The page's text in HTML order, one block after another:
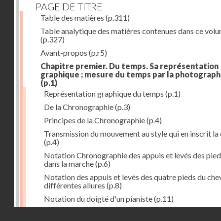
PAGE DE TITRE
Table des matières (p.311)
Table analytique des matières contenues dans ce
(p.327)
Avant-propos (p.r5)
Chapitre premier. Du temps. Sa représentation
graphique ; mesure du temps par la
(p.1)
Représentation graphique du temps (p.1)
De la Chronographie(p.3)
Principes de la Chronographie(p.4)
Transmission du mouvement au style qui en inscrit la
(p.4)
Notation Chronographie des appuis et levés des
dans la marche(p.6)
Notation des appuis et levés des quatre pieds du
différentes allures (p.8)
Notation du doigté d'un pianiste(p.11)